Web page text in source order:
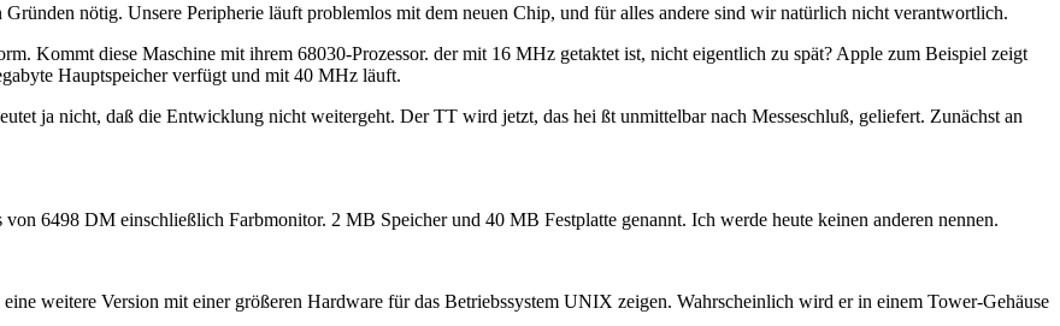
nötig. Unsere Peripherie läuft problemlos mit dem neuen Chip, und für alles andere sind wir natürlich nicht verantwortlich.
Kommt diese Maschine mit ihrem 68030-Prozessor. der mit 16 MHz getaktet ist, nicht eigentlich zu spät? Apple zum Beispiel zeigt
Hauptspeicher verfügt und mit 40 MHz läuft.
ja nicht, daß die Entwicklung nicht weitergeht. Der TT wird jetzt, das hei ßt unmittelbar nach Messeschluß, geliefert. Zunächst an
6498 DM einschließlich Farbmonitor. 2 MB Speicher und 40 MB Festplatte genannt. Ich werde heute keinen anderen nennen.
weitere Version mit einer größeren Hardware für das Betriebssystem UNIX zeigen. Wahrscheinlich wird er in einem Tower-Gehäuse